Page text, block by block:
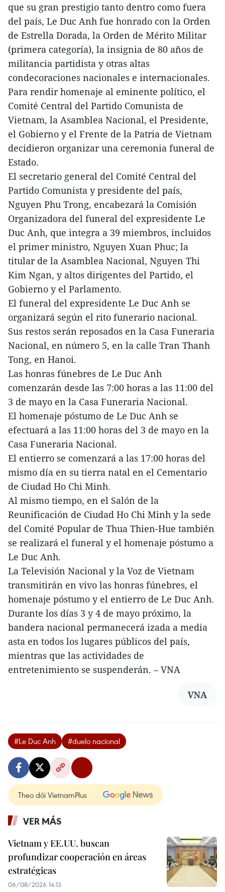
que su gran prestigio tanto dentro como fuera
del país, Le Duc Anh fue honrado con la Orden
de Estrella Dorada, la Orden de Mérito Militar
(primera categoría), la insignia de 80 años de
militancia partidista y otras altas
condecoraciones nacionales e internacionales.
Para rendir homenaje al eminente político, el
Comité Central del Partido Comunista de
Vietnam, la Asamblea Nacional, el Presidente,
el Gobierno y el Frente de la Patria de Vietnam
decidieron organizar una ceremonia funeral de
Estado.
El secretario general del Comité Central del
Partido Comunista y presidente del país,
Nguyen Phu Trong, encabezará la Comisión
Organizadora del funeral del expresidente Le
Duc Anh, que integra a 39 miembros, incluidos
el primer ministro, Nguyen Xuan Phuc; la
titular de la Asamblea Nacional, Nguyen Thi
Kim Ngan, y altos dirigentes del Partido, el
Gobierno y el Parlamento.
El funeral del expresidente Le Duc Anh se
organizará según el rito funerario nacional.
Sus restos serán reposados en la Casa Funeraria
Nacional, en número 5, en la calle Tran Thanh
Tong, en Hanoi.
Las honras fúnebres de Le Duc Anh
comenzarán desde las 7:00 horas a las 11:00 del
3 de mayo en la Casa Funeraria Nacional.
El homenaje póstumo de Le Duc Anh se
efectuará a las 11:00 horas del 3 de mayo en la
Casa Funeraria Nacional.
El entierro se comenzará a las 17:00 horas del
mismo día en su tierra natal en el Cementario
de Ciudad Ho Chi Minh.
Al mismo tiempo, en el Salón de la
Reunificación de Ciudad Ho Chi Minh y la sede
del Comité Popular de Thua Thien-Hue también
se realizará el funeral y el homenaje póstumo a
Le Duc Anh.
La Televisión Nacional y la Voz de Vietnam
transmitirán en vivo las honras fúnebres, el
homenaje póstumo y el entierro de Le Duc Anh.
Durante los días 3 y 4 de mayo próximo, la
bandera nacional permanecerá izada a media
asta en todos los lugares públicos del país,
mientras que las actividades de
entretenimiento se suspenderán. – VNA
VNA
#Le Duc Anh #duelo nacional
Theo dõi VietnamPlus
VER MÁS
Vietnam y EE.UU. buscan
profundizar cooperación en áreas
estratégicas
06/08/2026 14:13